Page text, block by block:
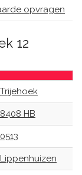
opvragen
12
Trijehoek
8408 HB
0513
Lippenhuizen